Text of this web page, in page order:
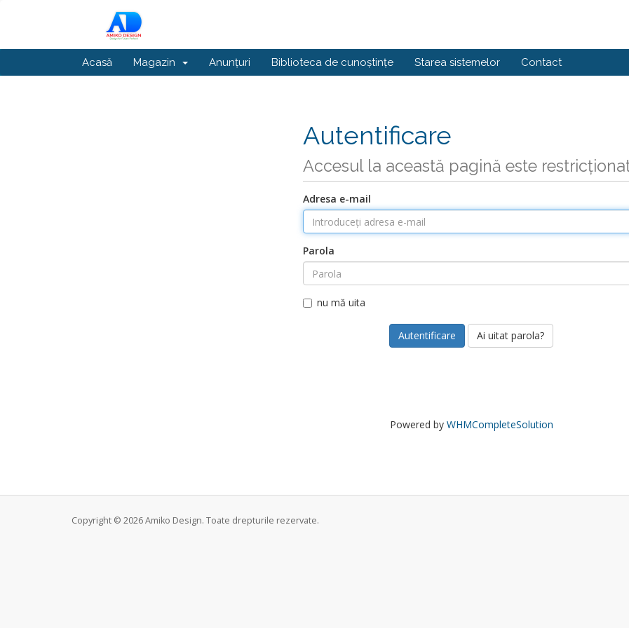
Acasă Magazin Anunțuri Biblioteca de cunoștințe Starea sistemelor Contact
Autentificare
Accesul la această pagină este
Adresa e-mail
Parola
nu mă uita
Ai uitat parola?
Powered by WHMCompleteSolution
Copyright © 2026 Amiko Design. Toate drepturile rezervate.